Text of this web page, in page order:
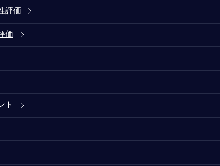
評価
価
ト